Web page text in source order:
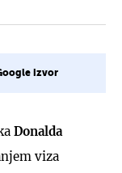
izvor
Donalda
viza